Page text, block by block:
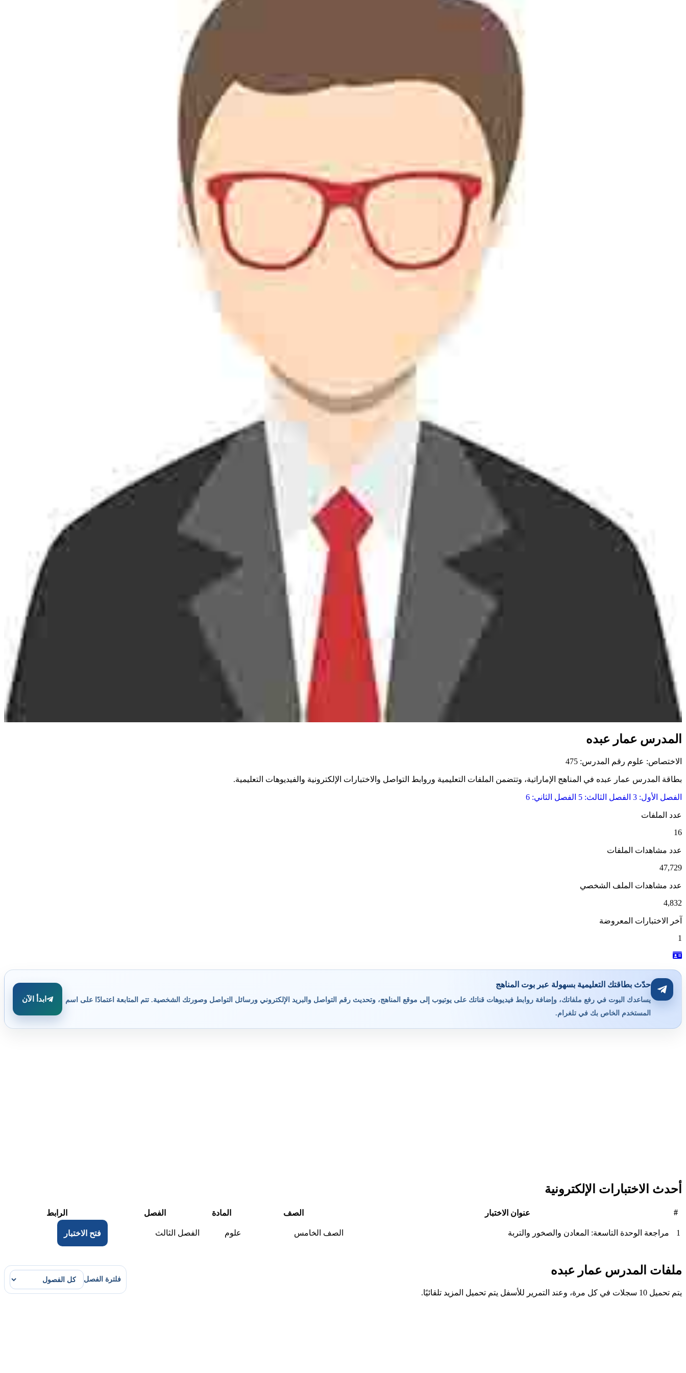
المدرس عمار عبده
الاختصاص: علوم رقم المدرس: 475
بطاقة المدرس عمار عبده في المناهج الإماراتية، وتتضمن الملفات التعليمية وروابط التواصل والاختبارات الإلكترونية والفيديوهات التعليمية.
الفصل الأول: 3 الفصل الثالث: 5 الفصل الثاني: 6
عدد الملفات
16
عدد مشاهدات الملفات
47,729
عدد مشاهدات الملف الشخصي
4,832
آخر الاختبارات المعروضة
1
حدّث بطاقتك التعليمية بسهولة عبر بوت المناهج
يساعدك البوت في رفع ملفاتك، وإضافة روابط فيديوهات قناتك على يوتيوب إلى موقع المناهج، وتحديث رقم التواصل والبريد الإلكتروني ورسائل التواصل وصورتك الشخصية. تتم المتابعة اعتمادًا على اسم
المستخدم الخاص بك في تلغرام.
ابدأ الآن
أحدث الاختبارات الإلكترونية
# عنوان الاختبار الصف المادة الفصل الرابط
1 مراجعة الوحدة التاسعة: المعادن والصخور والتربة الصف الخامس علوم الفصل الثالث فتح الاختبار
ملفات المدرس عمار عبده
يتم تحميل 10 سجلات في كل مرة، وعند التمرير للأسفل يتم تحميل المزيد تلقائيًا.
فلترة الفصل